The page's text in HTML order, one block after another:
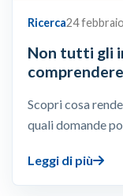
Ricerca24
Non tutti gli
Scopri cosa
quali domande
Leggi di più